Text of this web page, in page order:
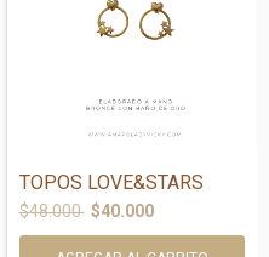
TOPOS LOVE&STARS
$48.000 $40.000